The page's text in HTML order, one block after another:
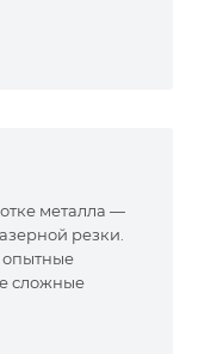
металла —
резки.
сложные